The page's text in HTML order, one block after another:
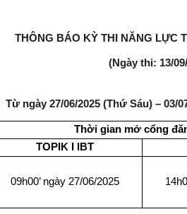
THÔNG BÁO KỲ THI NĂNG LỰC
(Ngày thi: 13/
Từ ngày 27/06/2025 (Thứ Sáu) – 03/
Thời gian mở cổng
TOPIK I
IBT
09h00’ ngày 27/06/2025